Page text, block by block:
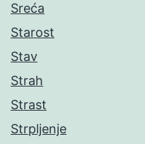
Sreća
Starost
Stav
Strah
Strast
Strpljenje